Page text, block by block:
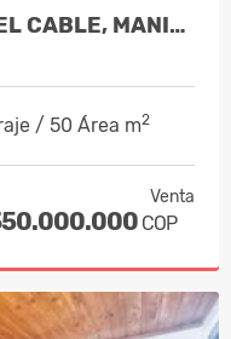
VENTA OFICINA SECTOR EL CABLE, MANIZALE…
/ 50 Área m2
Venta
COP